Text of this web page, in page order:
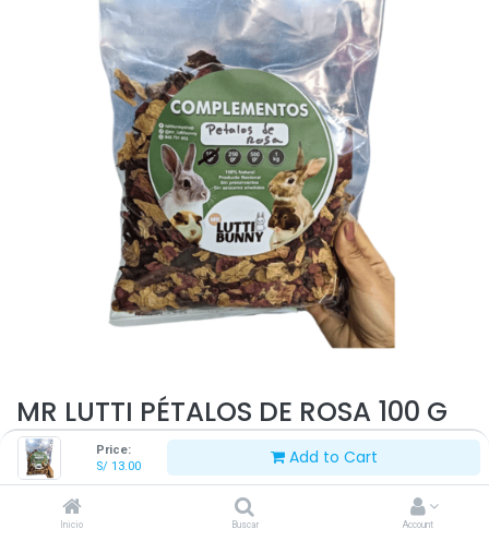
Price:
S/ 13.00 Add to Cart
Inicio Buscar Account
MR LUTTI PÉTALOS DE ROSA 100 G
Este producto ya no está disponible.